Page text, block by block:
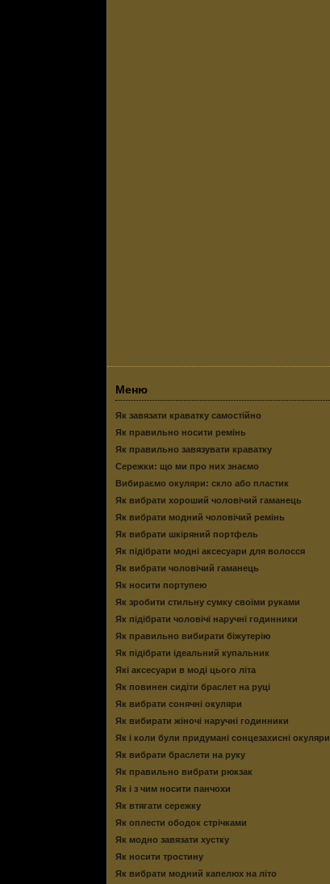
Меню
Як завязати краватку самостійно
Як правильно носити ремінь
Як правильно завязувати краватку
Сережки: що ми про них знаємо
Вибираємо окуляри: скло або пластик
Як вибрати хороший чоловічий гаманець
Як вибрати модний чоловічий ремінь
Як вибрати шкіряний портфель
Як підібрати модні аксесуари для волосся
Як вибрати чоловічий гаманець
Як носити портупею
Як зробити стильну сумку своїми руками
Як підібрати чоловічі наручні годинники
Як правильно вибирати біжутерію
Як підібрати ідеальний купальник
Які аксесуари в моді цього літа
Як повинен сидіти браслет на руці
Як вибрати сонячні окуляри
Як вибирати жіночі наручні годинники
Як і коли були придумані сонцезахисні окуляри
Як вибрати браслети на руку
Як правильно вибрати рюкзак
Як і з чим носити панчохи
Як втягати сережку
Як оплести ободок стрічками
Як модно завязати хустку
Як носити тростину
Як вибрати модний капелюх на літо